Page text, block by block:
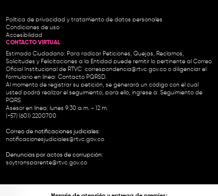
Política de privacidad y tratamiento de datos personales
Condiciones de uso
Accesibilidad
CONTACTO VIRTUAL
Estimado Ciudadano: Para radicar Peticiones, Quejas, Reclamos,
Solicitudes y Felicitaciones a la Entidad puede remitir lo pertinente al Correo
Oficial Institucional de RTVC correspondencia@rtvc.gov.co o diligenciar el
formulario en línea: Contacto PQRSD.
Al momento de registrar su petición, se generará un código con el cual
usted podrá realizar el seguimiento, para ello, ingrese a: Seguimiento de
PQRS
Asesor en línea: lunes 9:30 a.m. - 12 m.
(+57) (601) 2200700
Correo de notificaciones judiciales:
notificacionesjudiciales@rtvc.gov.co
Denuncias por actos de corrupción:
soytransparente@rtvc.gov.co